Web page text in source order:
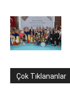
Çok Tıklananlar